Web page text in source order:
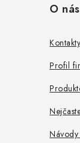
O nás
Kontakty
Profil